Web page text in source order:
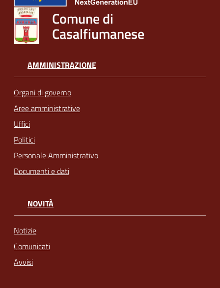
Comune di
Casalfiumanese
AMMINISTRAZIONE
Organi di governo
Aree amministrative
Uffici
Politici
Personale Amministrativo
Documenti e dati
NOVITÀ
Notizie
Comunicati
Avvisi